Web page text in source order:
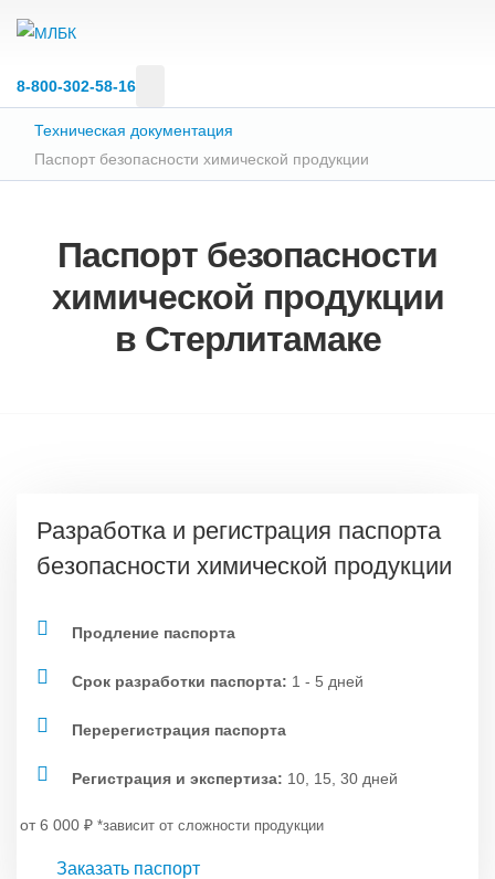
8‑800‑302‑58‑16
Техническая документация
Паспорт безопасности химической продукции
Паспорт безопасности
химической продукции
в Стерлитамаке
Разработка и регистрация паспорта
безопасности химической продукции
Продление паспорта
Срок разработки паспорта: 1 - 5 дней
Перерегистрация паспорта
Регистрация и экспертиза: 10, 15, 30 дней
от 6 000 ₽ *зависит от сложности продукции
Заказать паспорт